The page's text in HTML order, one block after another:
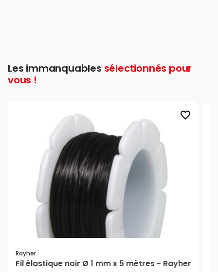
Les immanquables sélectionnés pour
vous !
favorite_border
Rayher
Fil élastique noir Ø 1 mm x 5 mètres - Rayher